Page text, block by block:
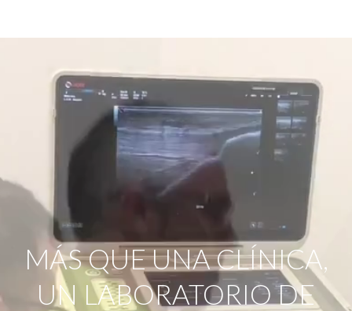
MÁS QUE UNA CLÍNICA,
UN LABORATORIO DE